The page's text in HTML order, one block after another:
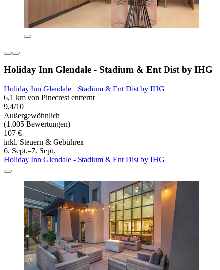
Holiday Inn Glendale - Stadium & Ent Dist by IHG
Holiday Inn Glendale - Stadium & Ent Dist by IHG
6,1 km von Pinecrest entfernt
9,4/10
Außergewöhnlich
(1.005 Bewertungen)
107 €
inkl. Steuern & Gebühren
6. Sept.–7. Sept.
Holiday Inn Glendale - Stadium & Ent Dist by IHG